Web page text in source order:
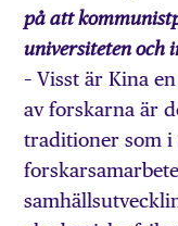
på att
universiteten och
– Visst är Kina
av forskarna är
traditioner som i